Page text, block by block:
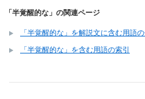
「半覚醒的な」の関連ページ
「半覚醒的な」を解説文に含む用語
「半覚醒的な」を含む用語の索引